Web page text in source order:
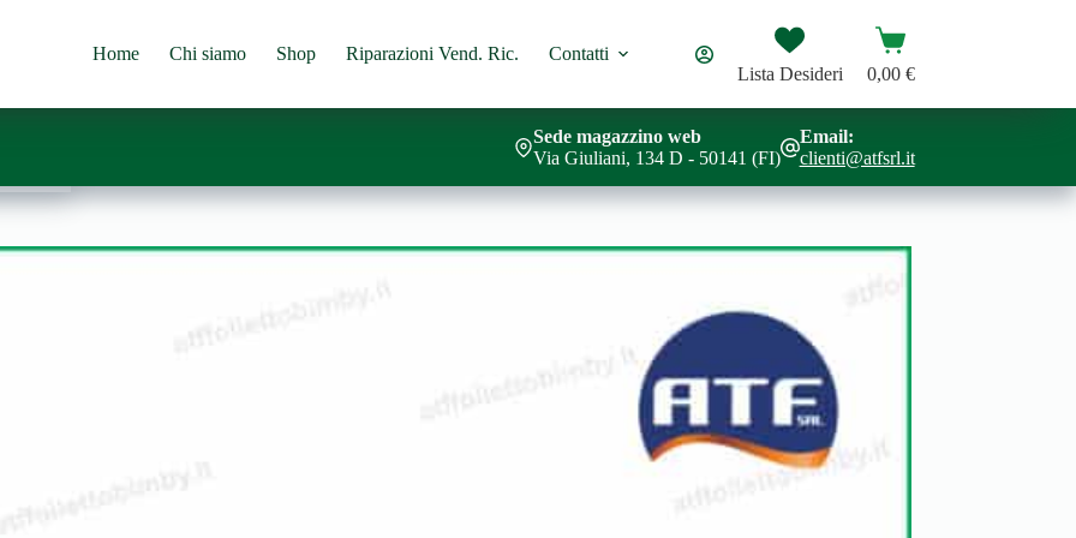
Home Chi siamo Shop Riparazioni Vend. Ric.
Contatti
Lista Desideri
Carrello
0,00 €
Sede magazzino web
Via Giuliani, 134 D - 50141 (FI)
Email:
clienti@atfsrl.it